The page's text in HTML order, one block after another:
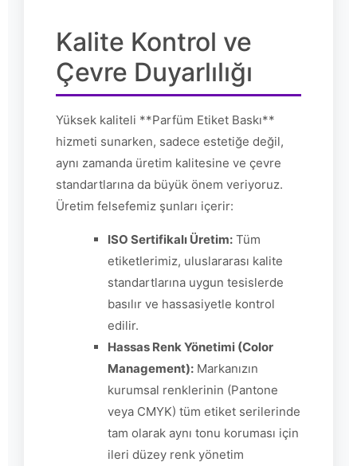
Kalite Kontrol ve
Çevre Duyarlılığı
Yüksek kaliteli **Parfüm Etiket Baskı**
hizmeti sunarken, sadece estetiğe değil,
aynı zamanda üretim kalitesine ve çevre
standartlarına da büyük önem veriyoruz.
Üretim felsefemiz şunları içerir:
ISO Sertifikalı Üretim: Tüm
etiketlerimiz, uluslararası kalite
standartlarına uygun tesislerde
basılır ve hassasiyetle kontrol
edilir.
Hassas Renk Yönetimi (Color
Management): Markanızın
kurumsal renklerinin (Pantone
veya CMYK) tüm etiket serilerinde
tam olarak aynı tonu koruması için
ileri düzey renk yönetim